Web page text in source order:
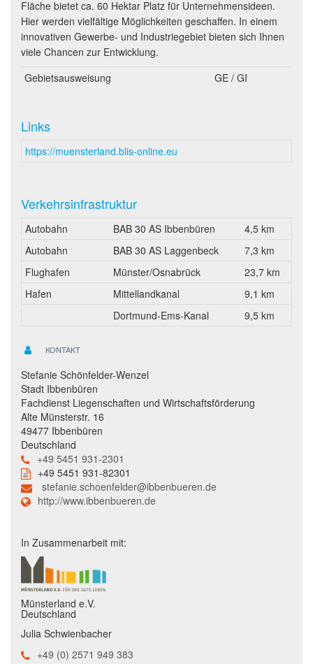
Fläche bietet ca. 60 Hektar Platz für Unternehmensideen.
Hier werden vielfältige Möglichkeiten geschaffen. In einem
innovativen Gewerbe- und Industriegebiet bieten sich Ihnen
viele Chancen zur Entwicklung.
Gebietsausweisung
GE / GI
Links
https://muensterland.blis-online.eu
Verkehrsinfrastruktur
Autobahn BAB 30 AS Ibbenbüren
4,5 km
Autobahn
BAB 30 AS Laggenbeck
7,3 km
Flughafen
Münster/Osnabrück
23,7 km
Hafen
Mittellandkanal
9,1 km
Dortmund-Ems-Kanal
9,5 km
KONTAKT
Stefanie Schönfelder-Wenzel
Stadt Ibbenbüren
Fachdienst Liegenschaften und Wirtschaftsförderung
Alte Münsterstr. 16
49477 Ibbenbüren
Deutschland
+49 5451 931-2301
+49 5451 931-82301
stefanie.schoenfelder@ibbenbueren.de
http://www.ibbenbueren.de
In Zusammenarbeit mit:
Münsterland e.V.
Deutschland
Julia Schwienbacher
+49 (0) 2571 949 383